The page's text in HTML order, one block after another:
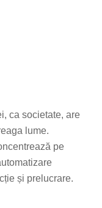
ca societate, are
lume.
pe
și prelucrare.